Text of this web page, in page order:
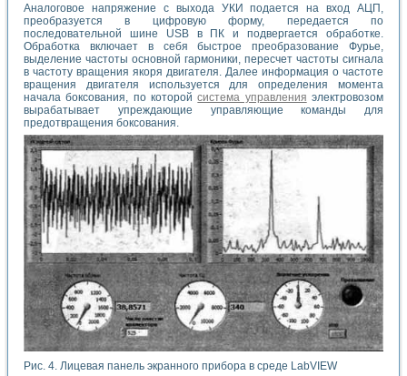
Аналоговое напряжение с выхода УКИ подается на вход АЦП,
преобразуется в цифровую форму, передается по
последовательной шине USB в ПК и подвергается обработке.
Обработка включает в себя быстрое преобразование Фурье,
выделение частоты основной гармоники, пересчет частоты сигнала
в частоту вращения якоря двигателя. Далее информация о частоте
вращения двигателя используется для определения момента
начала боксования, по которойсистема управления электровозом
вырабатывает упреждающие управляющие команды для
предотвращения боксования.
Рис. 4. Лицевая панель экранного прибора в среде LabVIEW